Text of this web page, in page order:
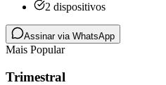
2 dispositivos
Assinar via WhatsApp
Mais Popular
Trimestral